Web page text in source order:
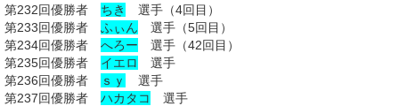
第232回優勝者 ちき
選手（4回目）
第233回優勝者 ふぃん 選手（5回目）
第234回優勝者 へろー 選手（42回目）
第235回優勝者 イエロ
選手
第236回優勝者
ｓｙ
選手
第237回優勝者 ハカタコ
選手